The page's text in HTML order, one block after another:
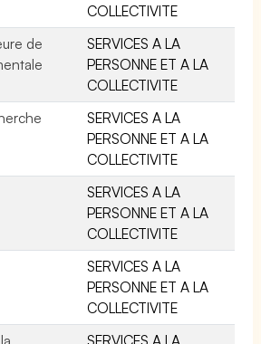
COLLECTIVITE
de
SERVICES A LA
PERSONNE ET A LA
COLLECTIVITE
SERVICES A LA
PERSONNE ET A LA
COLLECTIVITE
SERVICES A LA
PERSONNE ET A LA
COLLECTIVITE
SERVICES A LA
PERSONNE ET A LA
COLLECTIVITE
SERVICES A LA